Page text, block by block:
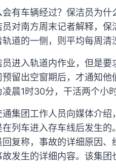
有车辆经过？保洁员为
对南方周末记者解释，
道的一侧，则平均每周清
进入轨道内作业，但是要
留出空窗期后，才通知
晨1时30分，干活两个小
集团工作人员向媒体介
列车进入存车线后发生
复称，事故的详细原因
发生的详细内容。该集团